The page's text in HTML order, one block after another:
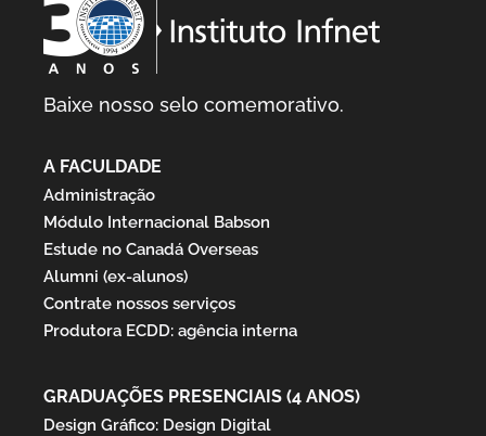
Baixe nosso selo comemorativo.
A FACULDADE
Administração
Módulo Internacional Babson
Estude no Canadá Overseas
Alumni (ex-alunos)
Contrate nossos serviços
Produtora ECDD: agência interna
GRADUAÇÕES PRESENCIAIS (4 ANOS)
Design Gráfico: Design Digital